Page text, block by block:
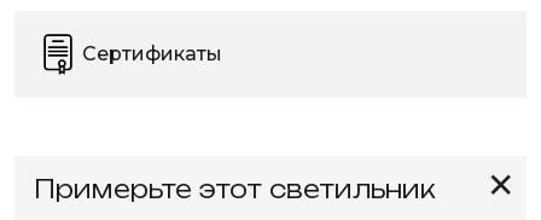
Сертификаты
✕
Примерьте этот светильник